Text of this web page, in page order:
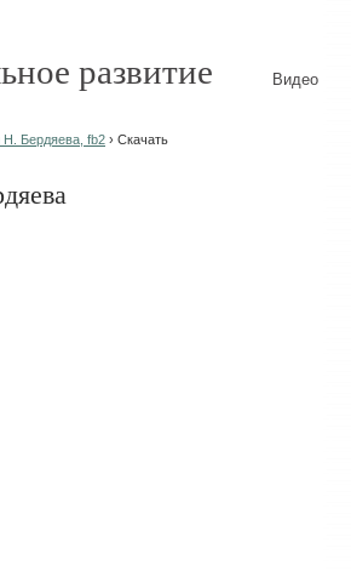
развитие Видео
Н. Бердяева, fb2 › Скачать